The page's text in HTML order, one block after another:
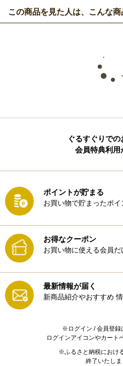
この商品を見た人は、こんな
ぐるすぐりで
会員特典利用
ポイントが貯まる
お買い物で貯まったポ
お得なクーポン
お買い物に使える会員
最新情報が届く
新商品紹介やおすすめ
※ログイン / 会員登録
ログインアイコンやカート
※ふるさと納税におけ
終了いたしま